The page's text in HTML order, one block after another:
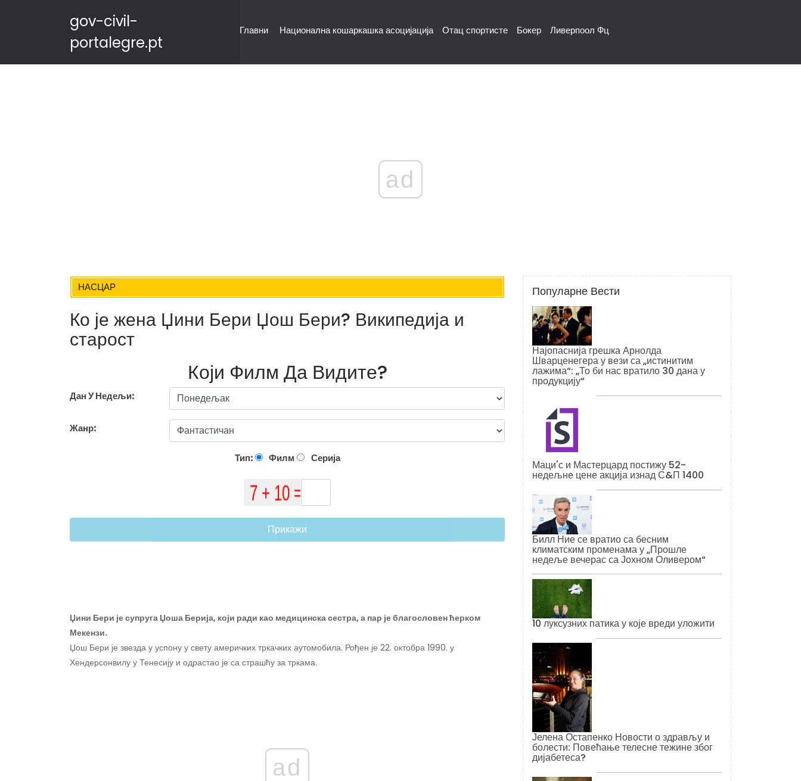
gov-civil-
portalegre.pt
Главни Национална кошаркашка асоцијација Отац спортисте Бокер Ливерпоол Фц
ad
НАСЦАР
Ко је жена Џини Бери Џош Бери? Википедија и
старост
Који Филм Да Видите?
Дан У Недељи:
Жанр:
Тип: Филм Серија
Прикажи
Џини Бери је супруга Џоша Берија, који ради као медицинска сестра, а пар је благословен ћерком
Мекензи.
Џош Бери је звезда у успону у свету америчких тркачких аутомобила. Рођен је 22. октобра 1990. у
Хендерсонвилу у Тенесију и одрастао је са страшћу за тркама.
ad
Популарне Вести
Најопаснија грешка Арнолда
Шварценегера у вези са „истинитим
лажима“: „То би нас вратило 30 дана у
продукцију“
Маци'с и Мастерцард постижу 52-
недељне цене акција изнад С&П 1400
Билл Ние се вратио са бесним
климатским променама у „Прошле
недеље вечерас са Јохном Оливером“
10 луксузних патика у које вреди уложити
Јелена Остапенко Новости о здрављу и
болести: Повећање телесне тежине због
дијабетеса?